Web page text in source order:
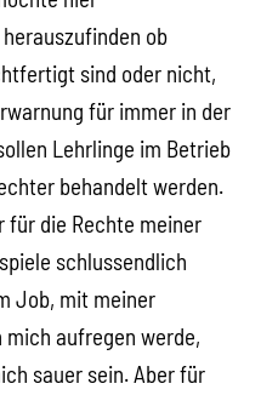
ob
sind oder nicht,
für immer in der
Lehrlinge im Betrieb
behandelt werden.
für die Rechte meiner
schlussendlich
Job, mit meiner
mich aufregen werde,
sauer sein. Aber für